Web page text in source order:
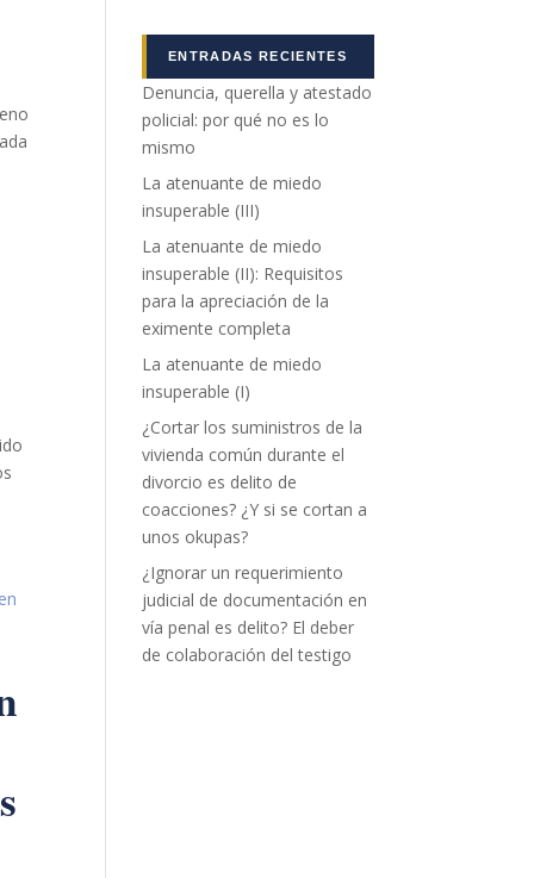
ENTRADAS RECIENTES
Denuncia, querella y atestado
policial: por qué no es lo
mismo
La atenuante de miedo
insuperable (III)
La atenuante de miedo
insuperable (II): Requisitos
para la apreciación de la
eximente completa
La atenuante de miedo
insuperable (I)
¿Cortar los suministros de la
vivienda común durante el
divorcio es delito de
coacciones? ¿Y si se cortan a
unos okupas?
¿Ignorar un requerimiento
judicial de documentación en
vía penal es delito? El deber
de colaboración del testigo